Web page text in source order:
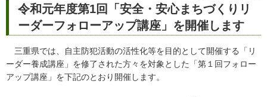
令和元年度第1回「安全・安心まちづくりリ
ーダーフォローアップ講座」を開催します
三重県では、自主防犯活動の活性化等を目的として開催する「リ
ーダー養成講座」を修了された方々を対象とした「第１回フォロー
アップ講座」を下記のとおり開催します。